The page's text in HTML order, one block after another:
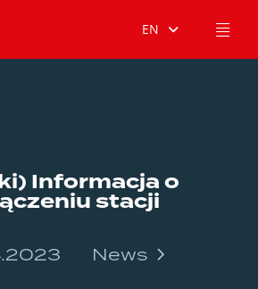
EN
Informacja o
stacji
News